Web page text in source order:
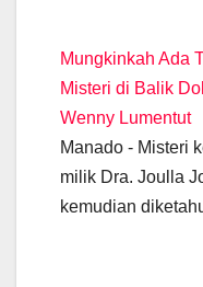
Mungkinkah Ada
Misteri di Balik
Wenny Lumentut
Manado - Misteri
milik Dra. Joulla
kemudian